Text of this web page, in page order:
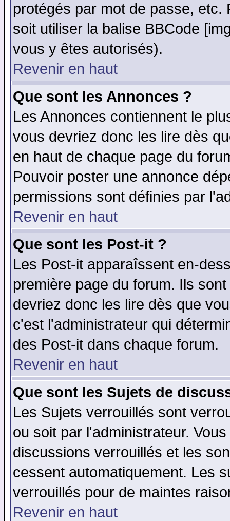
protégés par mot de passe,
soit utiliser la balise BBCode
vous y êtes autorisés).
Revenir en haut
Que sont les Annonces ?
Les Annonces contiennent le
vous devriez donc les lire dès
en haut de chaque page du
Pouvoir poster une annonce
permissions sont définies par
Revenir en haut
Que sont les Post-it ?
Les Post-it apparaîssent en-
première page du forum. Ils
devriez donc les lire dès que
c'est l'administrateur qui
des Post-it dans chaque forum.
Revenir en haut
Que sont les Sujets de
Les Sujets verrouillés sont
ou soit par l'administrateur.
discussions verrouillés et les
cessent automatiquement. Les
verrouillés pour de maintes
Revenir en haut